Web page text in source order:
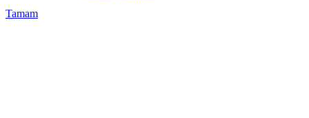
Tamam